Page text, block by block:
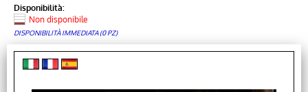
Disponibilità:
Non disponibile
DISPONIBILITÀ IMMEDIATA (0 PZ)
Prezzo:
€ 23,40 Sconto 65.1%